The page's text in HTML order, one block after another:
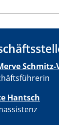
Hantsch